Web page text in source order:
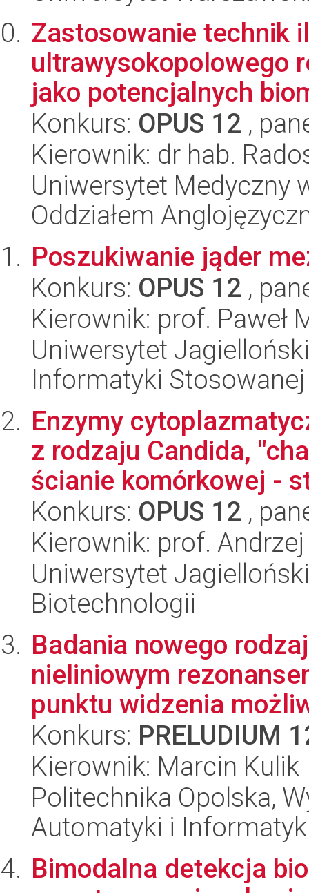
Zastosowanie technik
ultrawysokopolowego
jako potencjalnych
Konkurs: OPUS 12 ,
Kierownik: dr hab.
Uniwersytet Medyczny
Oddziałem
Poszukiwanie jąder
Konkurs: OPUS 12 ,
Kierownik: prof. Paweł
Uniwersytet
Informatyki Stosowanej
Enzymy
z rodzaju Candida,
ścianie komórkowej -
Konkurs: OPUS 12 ,
Kierownik: prof.
Uniwersytet
Biotechnologii
Badania nowego
nieliniowym
punktu widzenia
Konkurs: PRELUDIUM
Kierownik: Marcin Kulik
Politechnika Opolska,
Automatyki i
Bimodalna detekcja